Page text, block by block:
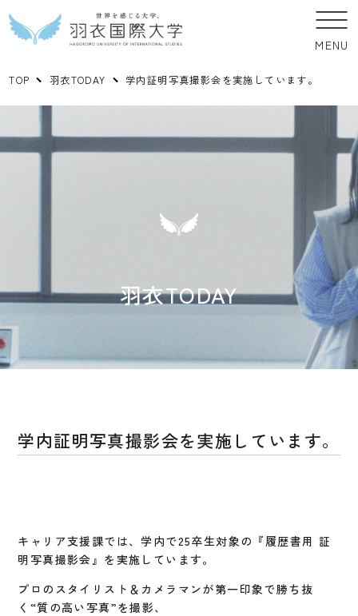
MENU
TOP 羽衣TODAY 学内証明写真撮影会を実施しています。
羽衣TODAY
学内証明写真撮影会を実施しています。
キャリア支援課では、学内で25卒生対象の『履歴書用 証
明写真撮影会』を実施しています。
プロのスタイリスト＆カメラマンが第一印象で勝ち抜
く“質の高い写真”を撮影、